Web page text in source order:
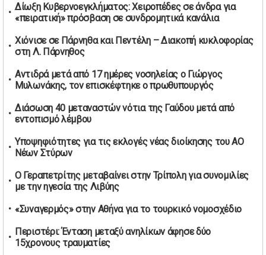
Καύσιμα αεροσκαφών: Διαβεβαιώσεις ΕΕ για επάρκεια
01/05/2026 | 19:54
Βελόπουλος: Κριτική σε πολιτικούς αρχηγούς για
δηλώσεις την Πρωτομαγιά
01/05/2026 | 19:33
Υπερβολική ταχύτητα στο Αλιβέρι οδήγησε σε σύλληψη
38χρονου οδηγού
01/05/2026 | 19:12
Υποψηφιότητες για τις εκλογές νέας διοίκησης του ΑΟ
Νέων Στύρων
Τουρκία: Ένταση στις συγκεντρώσεις για την Πρωτομαγιά
01/05/2026 | 13:20
Μήνυμα σεβασμού από τη Μπιλμπάο προς ΠΑΟΚ και τιμή
στη μνήμη των επτά φιλάθλων
Δίωξη Κυβερνοεγκλήματος: Χειροπέδες σε άνδρα για
«πειρατική» πρόσβαση σε συνδρομητικά κανάλια
Χιόνισε σε Πάρνηθα και Πεντέλη – Διακοπή κυκλοφορίας
στη Λ. Πάρνηθος
Αντιδρά μετά από 17 ημέρες νοσηλείας ο Γιώργος
Μυλωνάκης, τον επισκέφτηκε ο πρωθυπουργός
Διάσωση 40 μεταναστών νότια της Γαύδου μετά από
εντοπισμό λέμβου
Υποψηφιότητες για τις εκλογές νέας διοίκησης του ΑΟ
Νέων Στύρων
Ο Γεραπετρίτης μεταβαίνει στην Τρίπολη για συνομιλίες
με την ηγεσία της Λιβύης
«Συναγερμός» στην Αθήνα για το τουρκικό νομοσχέδιο
Περιστέρι: Ένταση μεταξύ ανηλίκων άφησε δύο
15χρονους τραυματίες